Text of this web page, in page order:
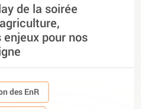
de la soirée
pour nos
des EnR